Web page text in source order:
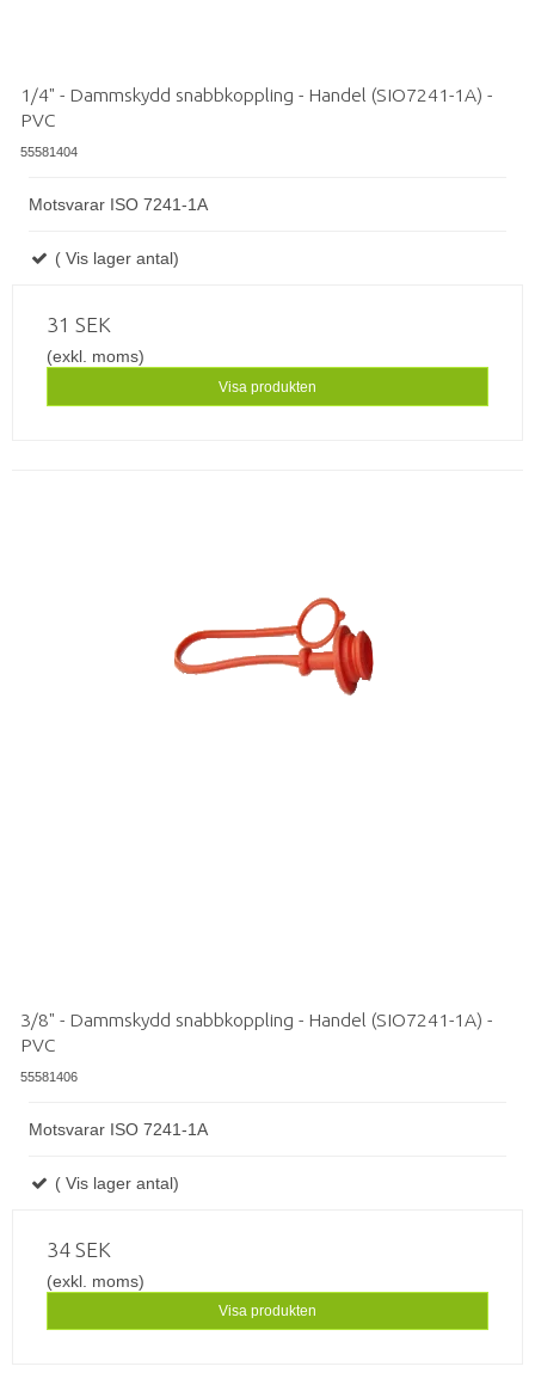
1/4" - Dammskydd snabbkoppling - Handel (SIO7241-1A) -
PVC
55581404
Motsvarar ISO 7241-1A
( Vis lager antal)
31 SEK
(exkl. moms)
Visa produkten
3/8" - Dammskydd snabbkoppling - Handel (SIO7241-1A) -
PVC
55581406
Motsvarar ISO 7241-1A
( Vis lager antal)
34 SEK
(exkl. moms)
Visa produkten